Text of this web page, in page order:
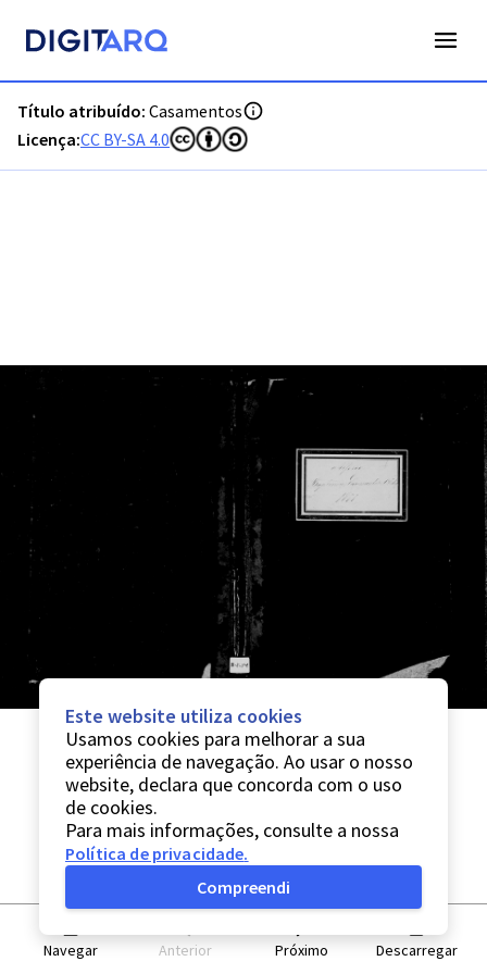
Título atribuído: Casamentos
Licença:CC BY-SA 4.0
Navegar Anterior Próximo Descarregar
Este website utiliza cookies
Usamos cookies para melhorar a sua
experiência de navegação. Ao usar o nosso
website, declara que concorda com o uso
de cookies.
Para mais informações, consulte a nossa
Política de privacidade.
Compreendi